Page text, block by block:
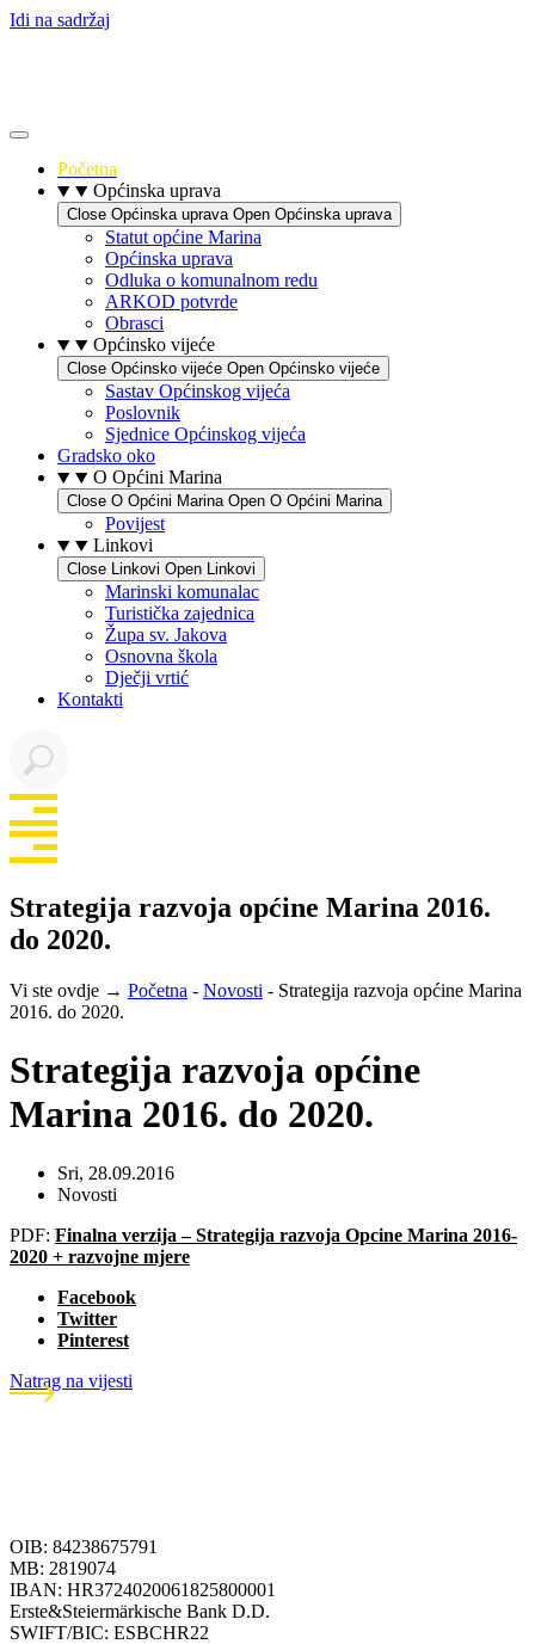
Idi na sadržaj
Početna
Općinska uprava
Close Općinska uprava Open Općinska uprava
Statut općine Marina
Općinska uprava
Odluka o komunalnom redu
ARKOD potvrde
Obrasci
Općinsko vijeće
Close Općinsko vijeće Open Općinsko vijeće
Sastav Općinskog vijeća
Poslovnik
Sjednice Općinskog vijeća
Gradsko oko
O Općini Marina
Close O Općini Marina Open O Općini Marina
Povijest
Linkovi
Close Linkovi Open Linkovi
Marinski komunalac
Turistička zajednica
Župa sv. Jakova
Osnovna škola
Dječji vrtić
Kontakti
Strategija razvoja općine Marina 2016.
do 2020.
Vi ste ovdje → Početna - Novosti - Strategija razvoja općine Marina
2016. do 2020.
Strategija razvoja općine
Marina 2016. do 2020.
Sri, 28.09.2016
Novosti
PDF: Finalna verzija – Strategija razvoja Opcine Marina 2016-
2020 + razvojne mjere
Facebook
Twitter
Pinterest
Natrag na vijesti
OIB: 84238675791
MB: 2819074
IBAN: HR3724020061825800001
Erste&Steiermärkische Bank D.D.
SWIFT/BIC: ESBCHR22